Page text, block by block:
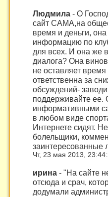
Людмила - О
сайт САМА,на
время и деньги,
информацию по
для всех. И она же
диалога? Она
не оставляет
ответственна за
обсуждений-
поддерживайте ее.
информативными
в любом виде
Интернете сидят.
болельщики,
заинтересованные
Чт, 23 мая 2013,
ирина - "На сайте
отсюда и срач,
додумали